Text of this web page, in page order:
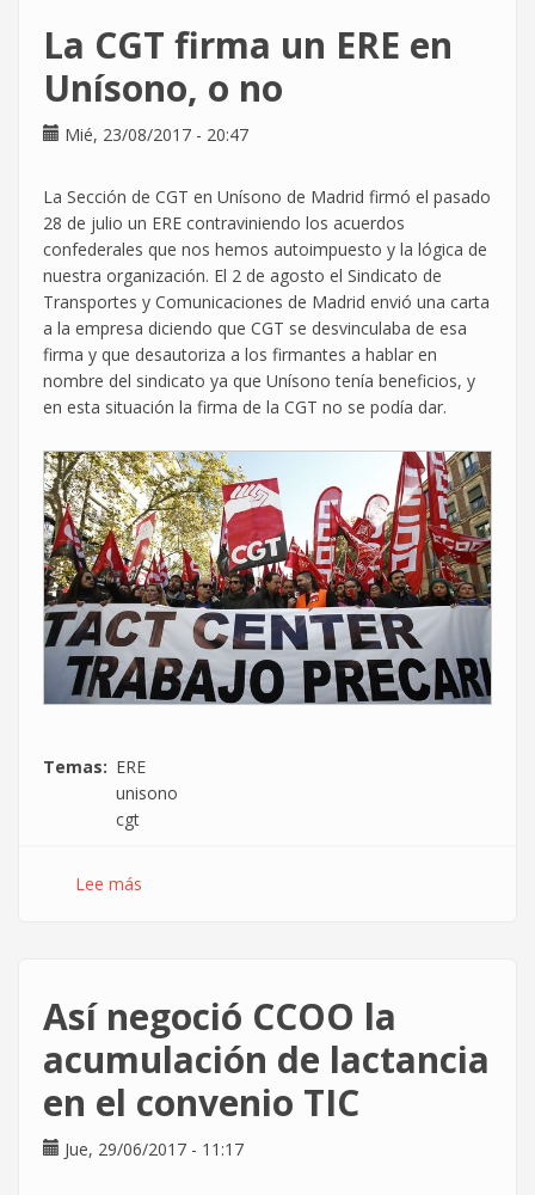
saber
el
La CGT firma un ERE en
Unísono, o no
Mié, 23/08/2017 - 20:47
La Sección de CGT en Unísono de Madrid firmó el pasado
28 de julio un ERE contraviniendo los acuerdos
confederales que nos hemos autoimpuesto y la lógica de
nuestra organización. El 2 de agosto el Sindicato de
Transportes y Comunicaciones de Madrid envió una carta
a la empresa diciendo que CGT se desvinculaba de esa
firma y que desautoriza a los firmantes a hablar en
nombre del sindicato ya que Unísono tenía beneficios, y
en esta situación la firma de la CGT no se podía dar.
Temas
ERE
unisono
cgt
Lee más
ERE
en
Unísono,
o
no
Así negoció CCOO la
acumulación de lactancia
en el convenio TIC
Jue, 29/06/2017 - 11:17